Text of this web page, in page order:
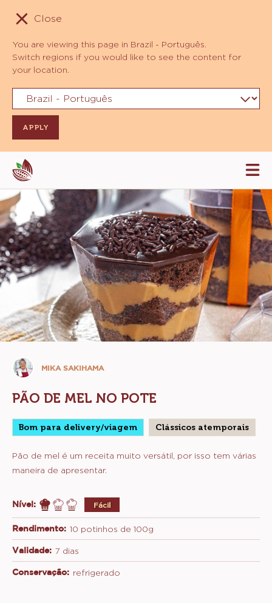
Close
You are viewing this page in Brazil - Português.
Switch regions if you would like to see the content for
your location.
Skip
to
main
content
Mika
Sakihama
MIKA SAKIHAMA
PÃO DE MEL NO POTE
Bom para delivery/viagem Clássicos atemporais
Pão de mel é um receita muito versátil, por isso tem várias
maneira de apresentar.
Nível: Fácil
Rendimento: 10 potinhos de 100g
Validade: 7 dias
Conservação: refrigerado